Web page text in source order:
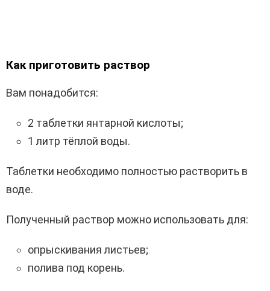
Как приготовить раствор
Вам понадобится:
2 таблетки янтарной кислоты;
1 литр тёплой воды.
Таблетки необходимо полностью растворить в
воде.
Полученный раствор можно использовать для:
опрыскивания листьев;
полива под корень.